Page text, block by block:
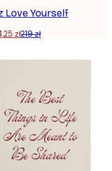
Love Yourself
zł219 zł